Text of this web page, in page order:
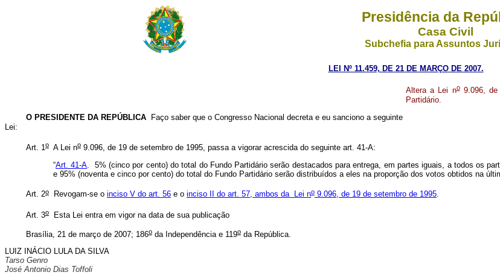
Presidência da
Casa Civil
Subchefia para Assuntos
LEI Nº 11.459, DE 21 DE MARÇO DE 2007.
Altera a Lei no9.096, de
Partidário.
O PRESIDENTE DA REPÚBLICA
Faço saber que o Congresso Nacional decreta e eu sanciono a seguinte
Lei:
Art. 1o A Lei no 9.096, de 19 de setembro de 1995, passa a vigorar acrescida do seguinte art. 41-A:
“Art. 41-A. 5% (cinco por cento) do total do Fundo Partidário serão destacados para entrega, em partes iguais, a todos os
e 95% (noventa e cinco por cento) do total do Fundo Partidário serão distribuídos a eles na proporção dos votos obtidos na
Art. 2o Revogam-se o inciso V do art. 56 e o inciso II do art. 57, ambos da Lei no 9.096, de 19 de setembro de 1995.
Art. 3o Esta Lei entra em vigor na data de sua publicação
Brasília, 21 de março de 2007; 186o da Independência e 119o da República.
LUIZ INÁCIO LULA DA SILVA
Tarso Genro
José Antonio Dias Toffoli